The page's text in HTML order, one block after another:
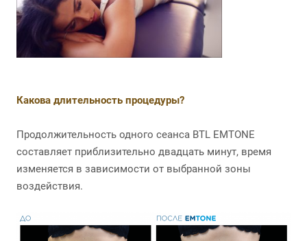
Какова длительность процедуры?
Продолжительность одного сеанса BTL EMTONE
составляет приблизительно двадцать минут, время
изменяется в зависимости от выбранной зоны
воздействия.